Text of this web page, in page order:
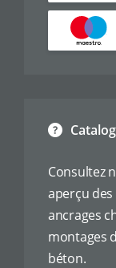
Consultez
aperçu
ancrages
montages
béton.